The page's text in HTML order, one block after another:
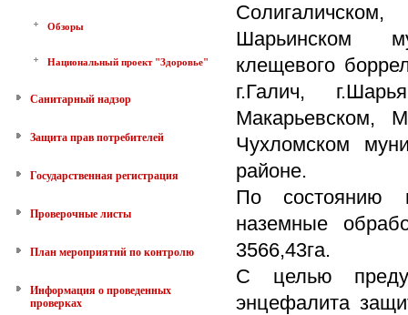
Обзоры
Национальный проект "Здоровье"
Санитарный надзор
Защита прав потребителей
Государственная регистрация
Проверочные листы
План мероприятий по контролю
Информация о проведенных
проверках
Шарьинском
клещевого
г.Галич,
Макарьевском,
Чухломском
районе.
По состоянию
наземные
3566,43га.
С целью
энцефалита